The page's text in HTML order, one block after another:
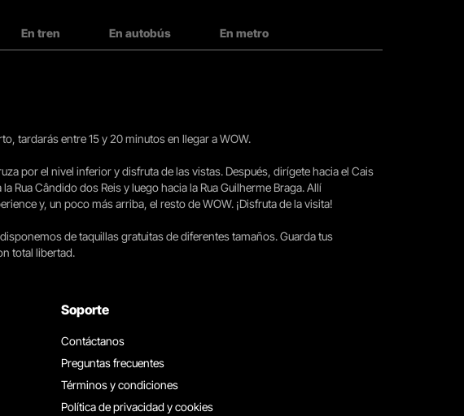
En tren En autobús En metro
tardarás entre 15 y 20 minutos en llegar a WOW.
por el nivel inferior y disfruta de las vistas. Después, dirígete hacia el Cais
Rua Cândido dos Reis y luego hacia la Rua Guilherme Braga. Allí
y, un poco más arriba, el resto de WOW. ¡Disfruta de la visita!
de taquillas gratuitas de diferentes tamaños. Guarda tus
total libertad.
Soporte
Contáctanos
Preguntas frecuentes
Términos y condiciones
Política de privacidad y cookies